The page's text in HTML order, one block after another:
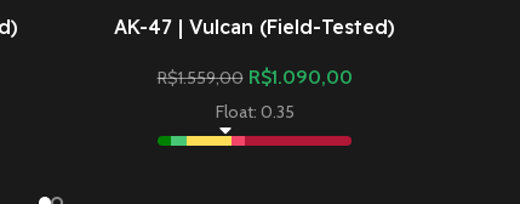
AK-47 | Vulcan (Field-Tested)
R$1.559,00 R$1.090,00
Float: 0.35